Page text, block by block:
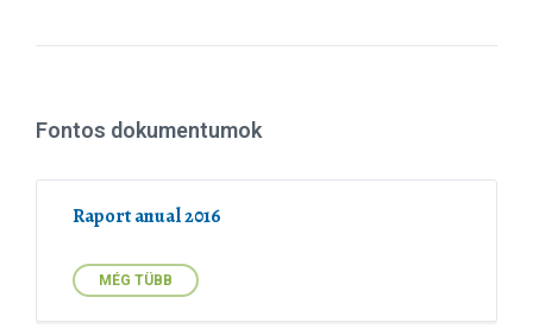
e
s
Fontos dokumentumok
Raport anual 2016
MÉG TÜBB